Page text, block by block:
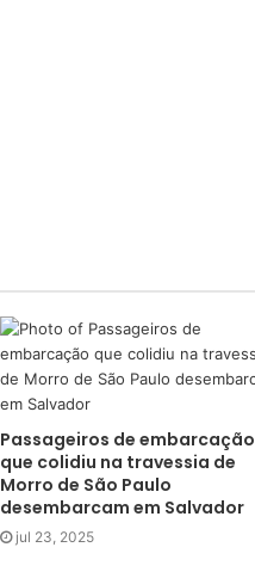
Passageiros de embarcação
que colidiu na travessia de
Morro de São Paulo
desembarcam em Salvador
jul 23, 2025